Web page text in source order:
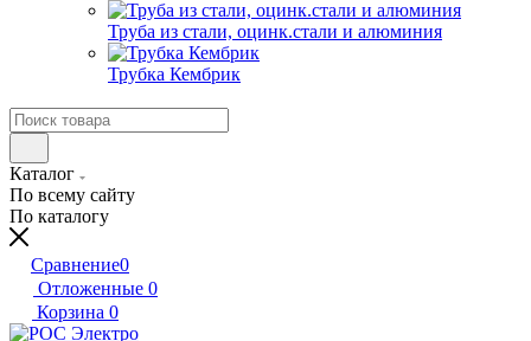
Труба из стали, оцинк.стали и алюминия
Трубка Кембрик
Каталог
По всему сайту
По каталогу
Сравнение0
Отложенные 0
Корзина 0